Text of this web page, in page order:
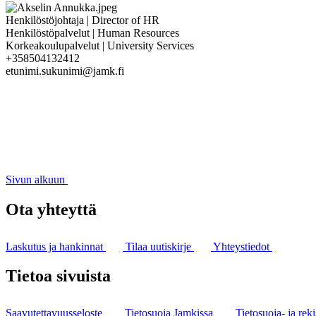
Henkilöstöjohtaja | Director of HR
Henkilöstöpalvelut | Human Resources
Korkeakoulupalvelut | University Services
+358504132412
etunimi.sukunimi@jamk.fi
Sivun alkuun
Ota yhteyttä
Laskutus ja hankinnat Tilaa uutiskirje Yhteystiedot
Tietoa sivuista
Saavutettavuusseloste Tietosuoja Jamkissa Tietosuoja- ja